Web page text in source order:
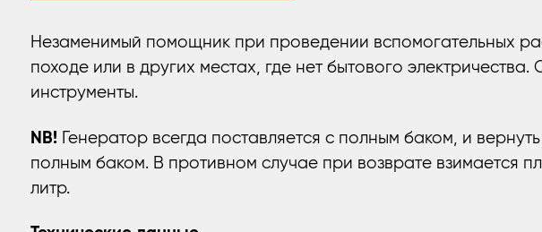
Незаменимый помощник при проведении вспомогательных
походе или в других местах, где нет бытового
инструменты.
NB! Генератор всегда поставляется с полным баком, и
полным баком. В противном случае при возврате взимается
литр.